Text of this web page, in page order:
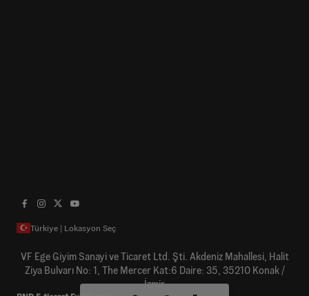
Türkiye | Lokasyon Seç
VF Ege Giyim Sanayi ve Ticaret Ltd. Şti. Akdeniz Mahallesi, Halit
Ziya Bulvarı No: 1, The Mercer Kat:6 Daire: 35, 35210 Konak /
İzmir